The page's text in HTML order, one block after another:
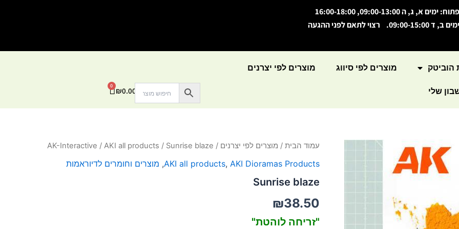
פתוח: ימים א, ג, ה 09:00-13:00, 16:00-18:00
ימים ב, ד 09:00-15:00. רצוי לתאם לפני ההגעה
הוביטק מוצרים לפי סיווג מוצרים לפי יצרנים
שלי ₪0.00
0
עגלת
עמוד הבית / מוצרים לפי יצרנים /
AK-Interactive / AKI all products / Sunrise blaze
AKI all products, AKI Dioramas Products
, מוצרים וחומרים לדיוראמות
Sunrise blaze
₪38.50
"זריחה לוהטת"
כמות
Sunrise